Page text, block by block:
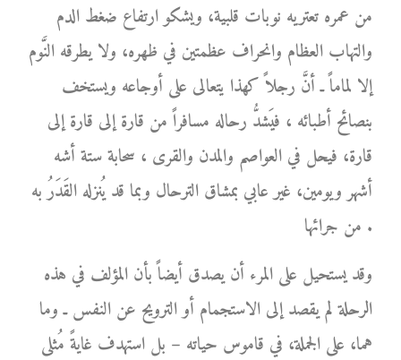
من عمره تعتريه نوبات قلبية، ويشكو ارتفاع ضغط الدم
والتهاب العظام وانحراف عظمتين في ظهره، ولا يطرقه النَّوم
إلا لماماً ـ أنَّ رجلاً كهذا يتعالى على أوجاعه ويستخف
بنصائح أطبائه ، فيَشدُّ رحاله مسافراً من قارة إلى قارة إلى
قارة، فيحل في العواصم والمدن والقرى ، سحابة ستة أشه
أشهر ويومين، غير عابي بمشاق الترحال وبما قد يُنزله القَدَرُ به
من جرائها .
وقد يستحيل على المرء أن يصدق أيضاً بأن المؤلف في هذه
الرحلة لم يقصد إلى الاستجمام أو الترويح عن النفس ـ وما
هما، على الجملة، في قاموس حياته – بل استهدف غايةً مُثلى